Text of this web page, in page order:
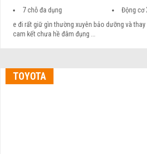
7 chỗ đa dụng
Động cơ
e đi rất giữ gìn thường xuyên bảo dưỡng và
cam kết chưa hề đâm đụng ...
TOYOTA